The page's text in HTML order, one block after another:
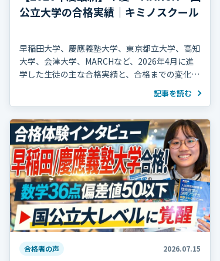
公立大学の合格実績｜キミノスクール
早稲田大学、慶應義塾大学、東京都立大学、高知
大学、会津大学、MARCHなど、2026年4月に進
学した生徒の主な合格実績と、合格までの変化を
記事を読む
合格者の声 2026.07.15